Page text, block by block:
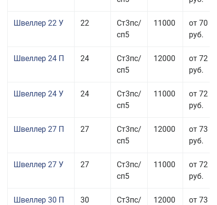
Швеллер 22 У 22
Ст3пс/
сп5
11000
от 70
руб.
Швеллер 24 П 24
Ст3пс/
сп5
12000
от 72
руб.
Швеллер 24 У 24
Ст3пс/
сп5
11000
от 72
руб.
Швеллер 27 П 27
Ст3пс/
сп5
12000
от 73
руб.
Швеллер 27 У 27
Ст3пс/
сп5
11000
от 72
руб.
Швеллер 30 П 30
Ст3пс/
12000
от 73